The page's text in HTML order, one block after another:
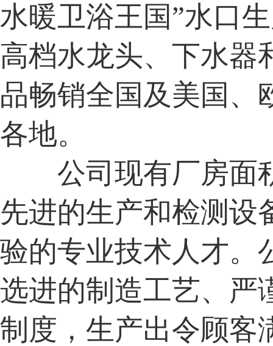
水暖卫浴王国”水口
高档水龙头、下水器
品畅销全国及美国、
各地。
公司现有厂房面
先进的生产和检测设
验的专业技术人才。
选进的制造工艺、严
制度，生产出令顾客